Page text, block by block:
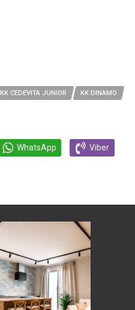
KK CEDEVITA JUNIOR KK DINAMO
WhatsApp Viber